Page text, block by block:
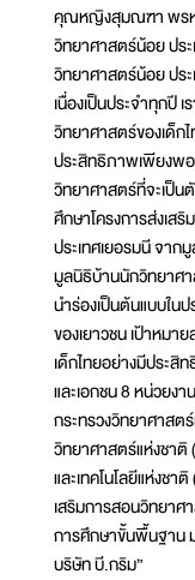
คุณหญิงสุมณฑา พรห
วิทยาศาสตร์น้อย ประ
วิทยาศาสตร์น้อย ประ
เนื่องเป็นประจำทุกปี
วิทยาศาสตร์ของเด็
ประสิทธิภาพเพียงพ
วิทยาศาสตร์ที่จะเป็น
ศึกษาโครงการส่งเส
ประเทศเยอรมนี จา
มูลนิธิบ้านนักวิทยาศา
นำร่องเป็นต้นแบบใน
ของเยาวชน เป้าหม
เด็กไทยอย่างมีประสิ
และเอกชน 8 หน่วยง
กระทรวงวิทยาศาสต
วิทยาศาสตร์แห่งชา
และเทคโนโลยีแห่งช
เสริมการสอนวิทยาศ
การศึกษาขั้นพื้นฐาน
บริษัท บี.กริม”